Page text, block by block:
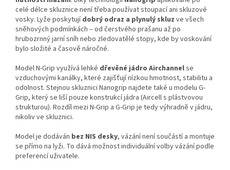
celé délce skluznice není třeba používat stoupací ani skluzové
vosky. Lyže poskytujídobrý odraz a plynulý skluz ve všech
sněhových podmínkách – od čerstvého prašanu až po
hrubozrnný jarní sníh nebo zledovatělé stopy, kde by voskování
bylo složité a časově náročné.
Model N-Grip využívá lehké dřevěné jádro Airchannelse
vzduchovými kanálky, které zajišťují nízkou hmotnost, stabilitu a
odolnost. Stejnou skluznici Nanogrip najdete také u modelu G-
Grip, který se liší pouze konstrukcí jádra (Aircell s plástvovou
strukturou). Rozdíl mezi N-Grip a G-Grip je tedy výhradně v jádru,
nikoliv ve skluznici.
Model je dodáván bez NIS desky, vázání není součástí a montuje
se přímo na lyži. To dává možnost individuální volby vázání podle
preferencí uživatele.